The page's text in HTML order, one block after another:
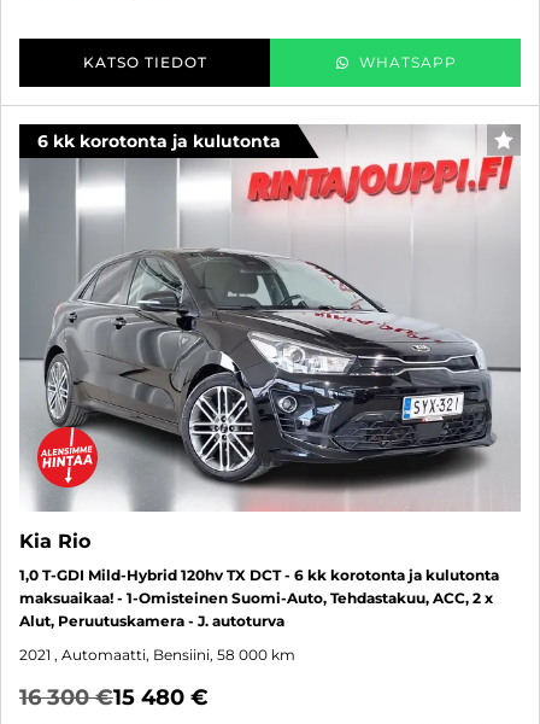
KATSO TIEDOT WHATSAPP
6 kk korotonta ja kulutonta
Kia Rio
1,0 T-GDI Mild-Hybrid 120hv TX DCT - 6 kk korotonta ja kulutonta
maksuaikaa! - 1-Omisteinen Suomi-Auto, Tehdastakuu, ACC, 2 x
Alut, Peruutuskamera - J. autoturva
2021 , Automaatti, Bensiini, 58 000 km
16 300 €15 480 €